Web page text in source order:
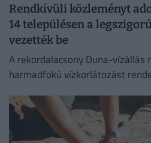
Rendkívüli közleményt
14 településen a
vezették be
A rekordalacsony Duna-
harmadfokú vízkorlátozást